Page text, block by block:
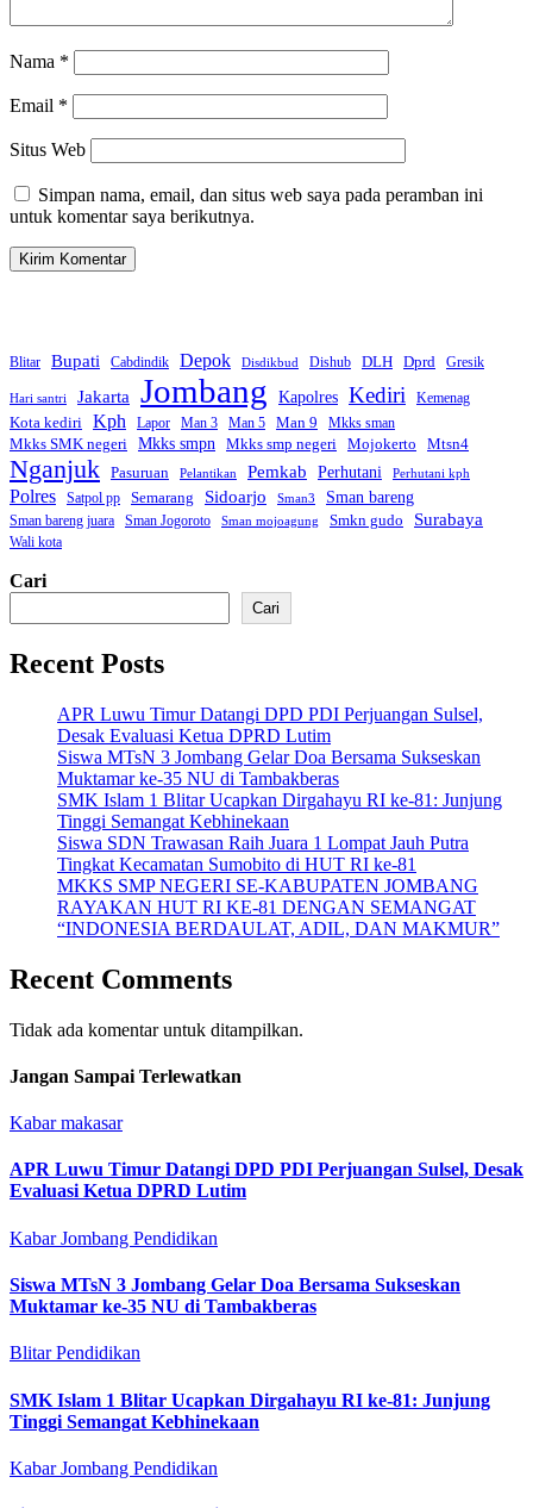
Nama *
Email *
Situs Web
Simpan nama, email, dan situs web saya pada peramban ini
untuk komentar saya berikutnya.
Blitar Bupati Cabdindik Depok Disdikbud Dishub DLH Dprd Gresik
Hari santri Jakarta Jombang Kapolres Kediri Kemenag
Kota kediri Kph Lapor Man 3 Man 5 Man 9 Mkks sman
Mkks SMK negeri Mkks smpn Mkks smp negeri Mojokerto Mtsn4
Nganjuk Pasuruan Pelantikan Pemkab Perhutani Perhutani kph
Polres Satpol pp Semarang Sidoarjo Sman3 Sman bareng
Sman bareng juara Sman Jogoroto Sman mojoagung Smkn gudo Surabaya
Wali kota
Cari
Cari
Recent Posts
APR Luwu Timur Datangi DPD PDI Perjuangan Sulsel,
Desak Evaluasi Ketua DPRD Lutim
Siswa MTsN 3 Jombang Gelar Doa Bersama Sukseskan
Muktamar ke-35 NU di Tambakberas
SMK Islam 1 Blitar Ucapkan Dirgahayu RI ke-81: Junjung
Tinggi Semangat Kebhinekaan
Siswa SDN Trawasan Raih Juara 1 Lompat Jauh Putra
Tingkat Kecamatan Sumobito di HUT RI ke-81
MKKS SMP NEGERI SE-KABUPATEN JOMBANG
RAYAKAN HUT RI KE-81 DENGAN SEMANGAT
“INDONESIA BERDAULAT, ADIL, DAN MAKMUR”
Recent Comments
Tidak ada komentar untuk ditampilkan.
Jangan Sampai Terlewatkan
Kabar makasar
APR Luwu Timur Datangi DPD PDI Perjuangan Sulsel, Desak
Evaluasi Ketua DPRD Lutim
Kabar Jombang Pendidikan
Siswa MTsN 3 Jombang Gelar Doa Bersama Sukseskan
Muktamar ke-35 NU di Tambakberas
BlitarPendidikan
SMK Islam 1 Blitar Ucapkan Dirgahayu RI ke-81: Junjung
Tinggi Semangat Kebhinekaan
Kabar Jombang Pendidikan